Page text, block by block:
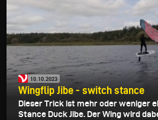
10.10.2023
Wingflip Jibe - switch stance
Dieser Trick ist mehr oder weniger
Stance Duck Jibe. Der Wing wird